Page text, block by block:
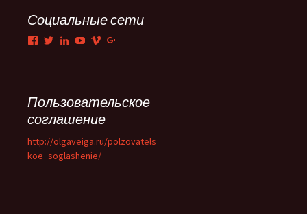
Социальные сети
Facebook
TwitterLinkedIn
YouTube
Vimeo
Пользовательское
соглашение
http://olgaveiga.ru/polzovatels
koe_soglashenie/